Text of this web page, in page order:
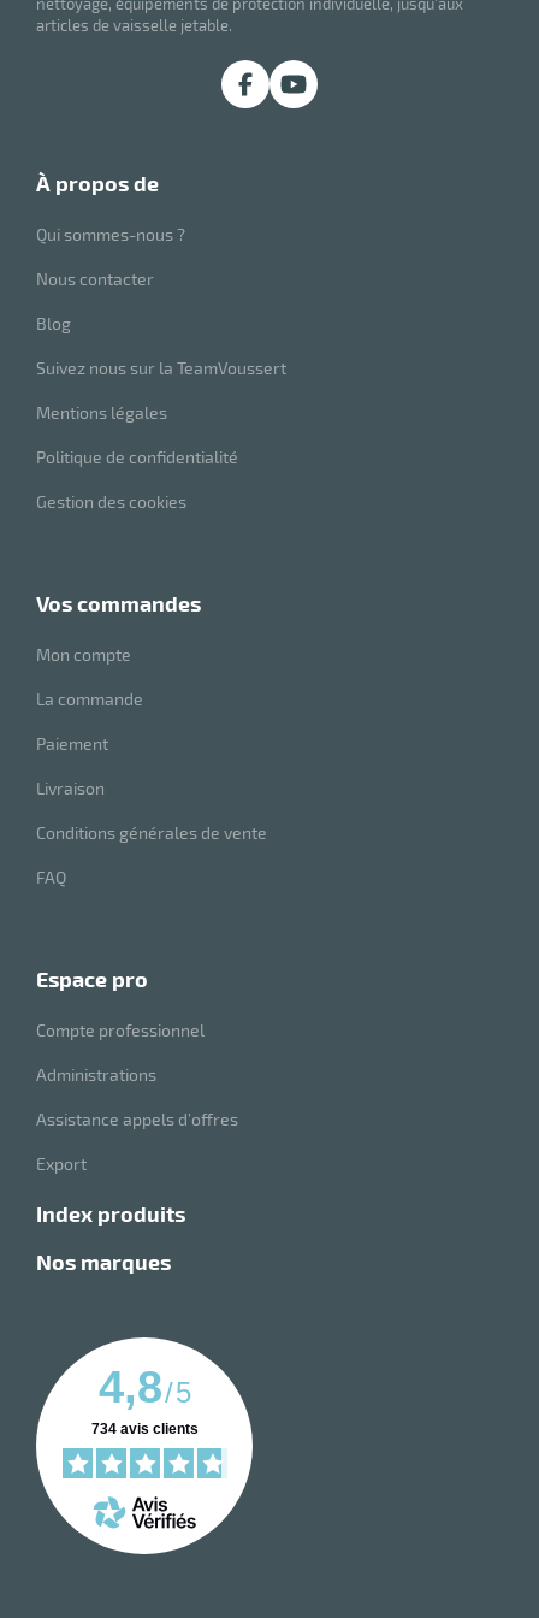
nettoyage, équipements de protection individuelle, jusqu'aux
articles de vaisselle jetable.
à propos de
Qui sommes-nous ?
Nous contacter
Blog
Suivez nous sur la TeamVoussert
Mentions légales
Politique de confidentialité
Gestion des cookies
vos commandes
Mon compte
La commande
Paiement
Livraison
Conditions générales de vente
FAQ
espace pro
Compte professionnel
Administrations
Assistance appels d’offres
Export
index produits
nos marques
4,8/5
734avis clients